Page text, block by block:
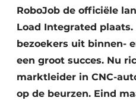
RoboJob de officiële
Load Integrated plaats.
bezoekers uit binnen-
een groot succes. Nu
marktleider in CNC-
op de beurzen. Eind